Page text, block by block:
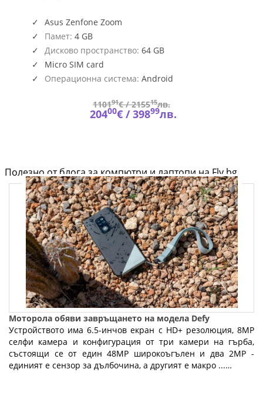
Asus Zenfone Zoom
Памет: 4 GB
Дисково пространство: 64 GB
Micro SIM card
Операционна система: Android
110191€ /215515лв.
20400€ /39899лв.
Полезно от блога за компютри и лаптопи на Fly.bg
Моторола обяви завръщането на модела Defy
Устройството има 6.5-инчов екран с HD+ резолюция, 8MP
селфи камера и конфигурация от три камери на гърба,
състоящи се от един 48MP широкоъгълен и два 2MP -
единият е сензор за дълбочина, а другият е макро ...…